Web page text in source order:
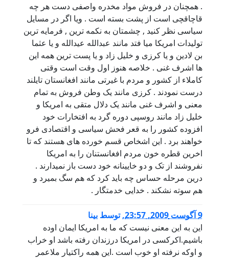
. همچنان در فروش مواد مخدره واصفی دست هر چه
قاچاقچی است از پشت بسته است . ویا اگر در مسایل
سیاسی نظر کنید , چشمتان به نکمه ترین , فرمایه ترین
تولیدات امریکا میا فتد مانند عبدالله عیدالله و یا عثما
بن لادین و یا کرزی و خلیل زاد و یا پست ترین همه این
ها اشرف غنی . خلاصه هنوز اول وقت است وقتی
کاملاء از کشور و مردم با غیرتی مانند افغانستان تایلند
درست نمودند . کرزی مانند یک وطن فروش به تمام
معنی و اشرف غنی مانند یک دلال متقی به امریکا و
خلیل زاد مانند روسپی دوره گرد به افتخارات خود
افزوده کشور را به قعر فحش سیاسی و اقتصادی فرو
خواهند برد . این اشخاص قسم خورده های هستند که تا
اخرین قطره خون مردم افغانستنان را به امریکا
نفروشند از تک و دو خایینانه خود دست باز نمیدارند .
درین مرحله حساس چه باید کرد که هم سگ بمیرد و
هم سوته نشکند . خدایی خدمتگار .
9 آگوست 2009, 23:57 ,توسط بينا
اين به اين معنى نيست كه ما به امريكا ايمان اوده
باشيم.اكركسى در امريكا درزندان رفته باشد او خراب
و اوكه نرفته او خوب است .اين همه راكتيار ملاعمر